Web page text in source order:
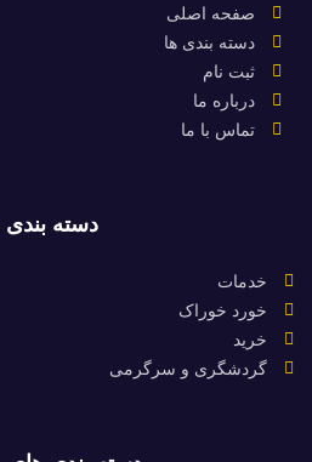
صفحه اصلی
دسته بندی ها
ثبت نام
درباره ما
تماس با ما
دسته بندی
خدمات
خورد خوراک
خرید
گردشگری و سرگرمی